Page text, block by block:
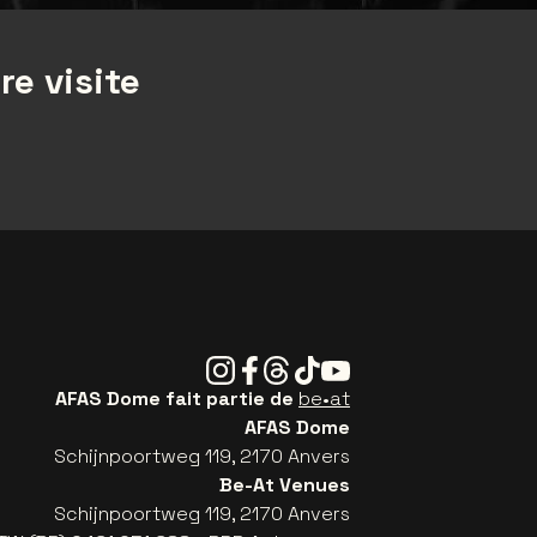
visite
Instagram
Facebook
Threads
TiktokYoutube
AFAS Dome fait partie de be•at
AFAS Dome
Schijnpoortweg 119, 2170 Anvers
Be-At Venues
Schijnpoortweg 119, 2170 Anvers